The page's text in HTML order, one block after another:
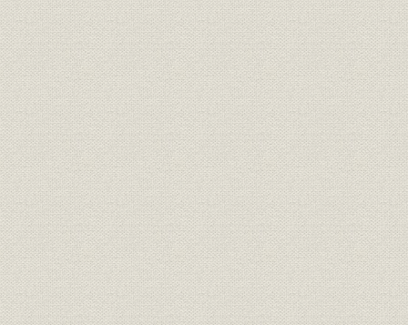
3)戦後第2の工事―長沢発電所工事
4)日本発送電から関西電力へ―滝越発電所工事
5)建設省最初の直轄ダム工事―永瀬発電所工事
6 重要産業の復興にともなう建設工事
1)石炭庁庁舎新築とその他の石炭・電力関連工事
2)鉄鋼その他の各種工業・石油関連工事
3)生活必需品関連企業建築工事
7 食糧増産と農業水利事業
1)新安積疎水工事